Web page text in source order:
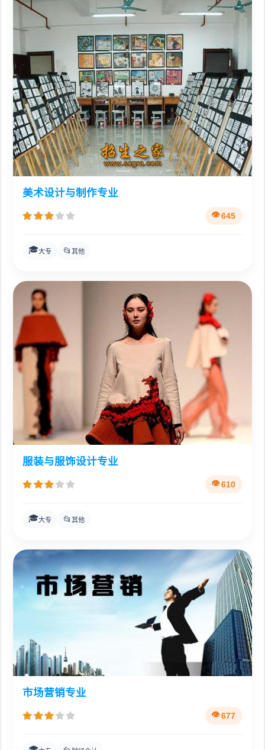
美术设计与制作专业
645
🎓大专 📂 其他
服装与服饰设计专业
610
🎓大专 📂 其他
市场营销专业
677